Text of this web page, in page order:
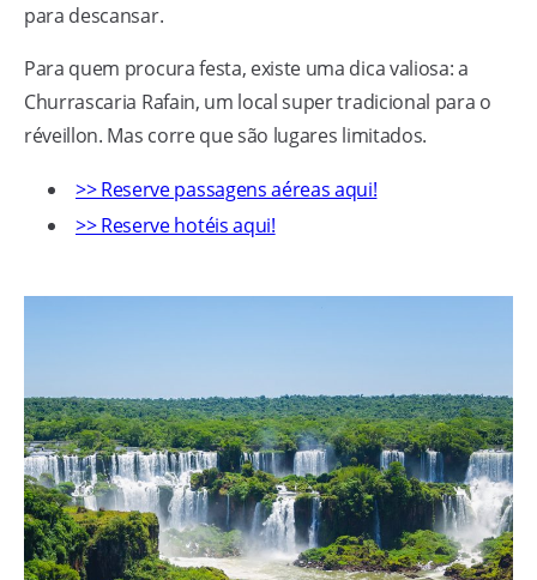
para descansar.
Para quem procura festa, existe uma dica valiosa: a
Churrascaria Rafain, um local super tradicional para o
réveillon. Mas corre que são lugares limitados.
>> Reserve passagens aéreas aqui!
>> Reserve hotéis aqui!